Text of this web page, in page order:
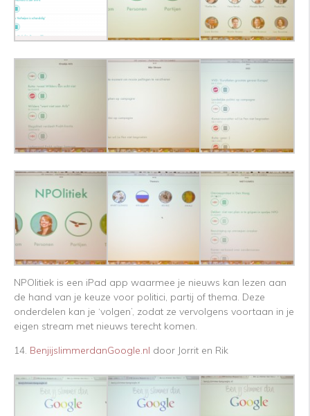
NPOlitiek is een iPad app waarmee je nieuws kan lezen aan
de hand van je keuze voor politici, partij of thema. Deze
onderdelen kan je ‘volgen’, zodat ze vervolgens voortaan in je
eigen stream met nieuws terecht komen.
14. BenjijslimmerdanGoogle.nl door Jorrit en Rik